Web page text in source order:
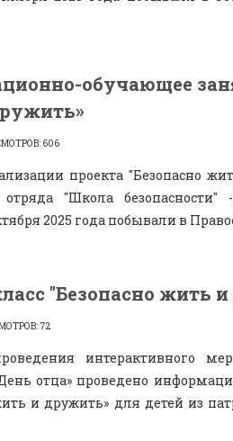
обучающее
606
проекта "Безопасно
отряда "Школа
2025 года побывали в
"Безопасно жить
72
интерактивного
отца» проведено
и дружить» для детей из